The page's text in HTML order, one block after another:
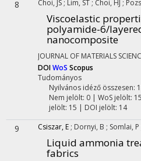
8 Choi, JS ; Lim, ST ; Choi, HJ ;
Viscoelastic
polyamide-6/
nanocomposite
JOURNAL OF MATERIALS
DOIWoS Scopus
Tudományos
Nyilvános idéző összesen:
Nem jelölt: 0 | WoS jelölt:
jelölt: 15 | DOI jelölt: 14
9 Csiszar, E ; Dornyi, B ; Somlai, P
Liquid ammonia
fabrics